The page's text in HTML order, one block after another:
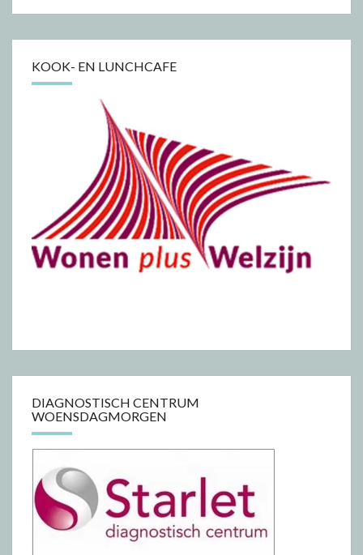
KOOK- EN LUNCHCAFE
DIAGNOSTISCH CENTRUM
WOENSDAGMORGEN